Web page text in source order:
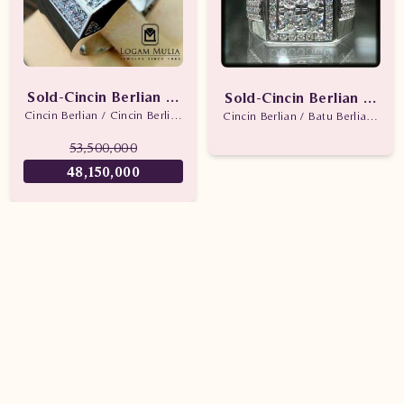
Sold-Cincin Berlian Pria CRMC.MRO359-4R tsss
Cincin Berlian / Cincin Berlian Pria / Batu Berlian
53,500,000
48,150,000
Sold-Cincin Berlian Pria
Cincin Berlian / Batu Berlian /